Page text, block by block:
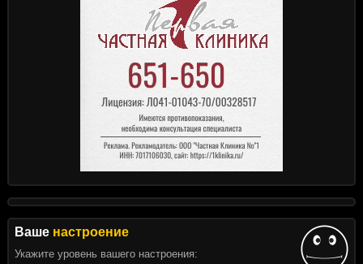
Ваше настроение
Укажите уровень вашего настроения: